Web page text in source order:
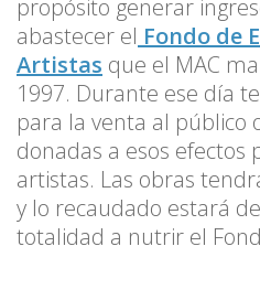
propósito generar
abastecer el Fondo de
Artistas que el MAC
1997. Durante ese día
para la venta al público
donadas a esos efectos
artistas. Las obras
y lo recaudado estará
totalidad a nutrir el